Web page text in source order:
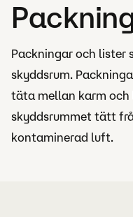
Packningar och lister
skyddsrum.
täta mellan karm
skyddsrummet tätt
kontaminerad luft.